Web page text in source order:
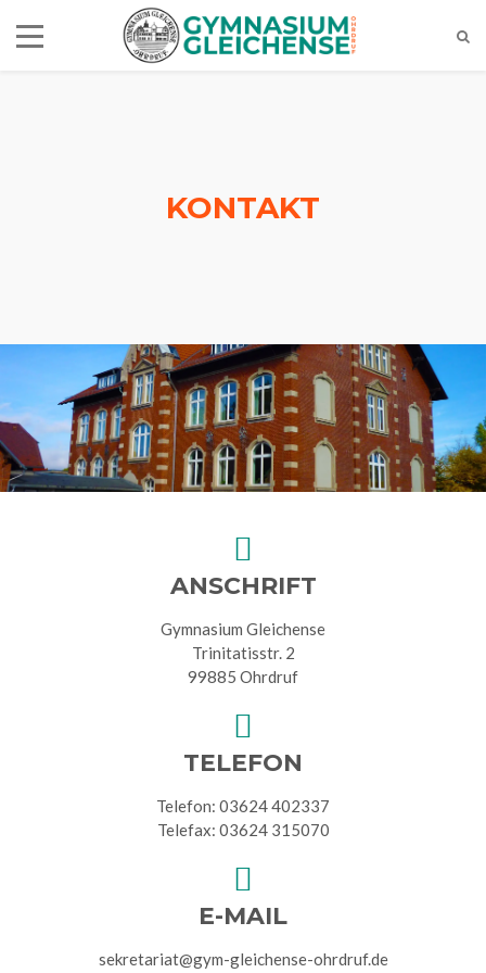
KONTAKT
ANSCHRIFT
Gymnasium Gleichense
Trinitatisstr. 2
99885 Ohrdruf
TELEFON
Telefon: 03624 402337
Telefax: 03624 315070
E-MAIL
sekretariat@gym-gleichense-ohrdruf.de